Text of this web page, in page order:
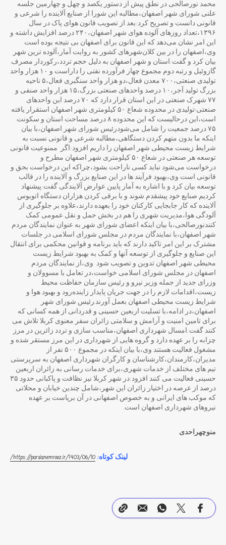
محمد نورصالحی در نطق پیش از دستور یکصد و چهل و چهارمین جلسه
علنی شورای شهر اصفهان،مطالبه این شورا از صنایع آلاینده را شرعی و
قانونی دانست و تصریح کرد:بعد از تصویب قانون هوای پاک در سال
۱۳۹۶،تعداد روزهای آلوده هوای شهر اصفهان،۲۴۰ درصد افزایش داشته و
این امر نشان می‌دهد که این قانون برای اصفهان بی نتیجه بوده است
وی،اصفهان را در بین کلان‌شهرهای کشور به روایت آمار،آلوده ترین شهر
بیان کرد و گفت:استان و شهر اصفهان به دلیل حجم تردد،رکوردار مصرف
گازوئیل و رتبه دوم مجموع چهار فرآورده نفتی را داراست و ۱۰ هزار واحد
تولیدی صنعتی،۷۰۰ معدن فعال،دو هزار واحد سنگبری فعال،۵ ناحیه
بزرگ تولید آجر،۱۰ درصد واحدهای صنعتی بزرگ،۱۵ هزار واحد صنفی و
۷۷ شهرک صنعتی در این استان قرار دارد که ۷۰ درصد این واحدهای
صنعتی-تولیدی در محدوده شعاع ۵۰ کیلومتری شهر اصفهان استقرار یافته
است،این درحالیست که این محدوده ۸ درصد مساحت استان و سکونت
۷۵ درصد جمعیت را شامل می‌شودرئیس شورای شهر اصفهان،با بیان
اینکه ما بدون متهم کردن دستگاهی،مطالبه شرعی و قانونی نسبت به
شرایط زیست محیطی شهر اصفهان را داریم افزود:اگر ممنوعیت قانونی
توسعه هر صنعتی در شعاع ۵۰ کیلومتری شهر اصفهان مطرح و
درخواست می‌شود نباید کسی ناراحت بشود،چراکه این درخواست بحق و
قانونی است وی،بهبود فرآیند ها در این صنایع بزرگ و آلاینده را در قالب
توسعه بیان کرد و با اشاره به آمار پایین عوارض آلایندگی گفت:پیشنهاد
کردیم صنایع خود پیشقدم شوند و با برقی کردن هزاران دستگاه اتوبوس
آلاینده که کار جابجایی کارکنان خود را بعهده دارند،علاوه بر جلوگیری از
آلودگی هوا،مدیریت شهری را هم در بخش حمل و نقل عمومی کمک
کنندنورصالحی،با بیان اینکه اعضای شورای شهر به عنوان نمایندگان مردم
شهر اصفهان،با نمایندگان مردم در مجلس شورای اسلامی در جلسات
مشترک بر این امر تاکید دارند که باید برنامه و قوانین محکمی برای انتقال
این صنایع و جلوگیری از توسعه آنها و کمک به بهبود شرایط زیست
محیطی شهر اصفهان تدوین و تصویب شود وی،از نمایندگان مردم
اصفهان در مجلس شورای اسلامی خواست،در تعامل با مسوولان و
وزرای جدید از جمله وزیر نیرو و رئیس سازمان حفاظت محیط‌
زیست،اقدامات لازم را در جهت جریان پایدار زاینده‌رود و بهبود هوا و
شرایط زیست محیطی اصفهان بعمل آورند.رئیس شورای شهر
اصفهان،در ادامه،با تسلیت اربعین حسینی و قدردانی از همه کسانی که
برای تامین امنیت و آرامش و سلامتی زائران سفر معنوی کربلا تلاش می
کنند گفت:امسال شهرداری اصفهان،مناسب سازی و تردد زائرین در مرز
چزابه را بر عهده دارد و گروه هایی از شهرداری در این مرز مستقر شده و
مشغول فعالیت هستند وی،با بیان اینکه در مجموع ۵۰۰ نفر از
مدیران،کارمندان،کارشناسان و کارگران شهرداری اصفهان به سرپرستی
تیم های مختلف از خدمات شهری،برای خدمات رسانی به زائران اربعین
حسینی فعالیت می کنند افزود:در شهر کربلا نیز نظافت و پاکبانی حدود ۳۵
درصد از عرصه در اختیار زائران این شهر،شامل چندین خیابان و محلاتی
که موکب های ایرانی و به خصوص اصفهانی در آن برپاست بر عهده
نیروهای شهرداری اصفهان است.
منوچهراحدی
لینک کوتاه: https://parsianemrooz.ir/1403/06/10/